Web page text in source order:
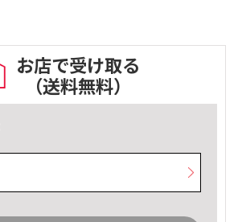
お店で受け取る
（送料無料）